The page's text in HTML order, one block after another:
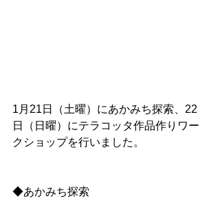
1月21日（土曜）にあかみち探索、22
日（日曜）にテラコッタ作品作りワー
クショップを行いました。
◆あかみち探索